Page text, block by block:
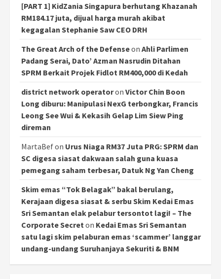
[PART 1] KidZania Singapura berhutang Khazanah
RM184.17 juta, dijual harga murah akibat
kegagalan Stephanie Saw CEO DRH
The Great Arch of the Defenseon Ahli Parlimen
Padang Serai, Dato’ Azman Nasrudin Ditahan
SPRM Berkait Projek Fidlot RM400,000 di Kedah
district network operatoron Victor Chin Boon
Long diburu: Manipulasi NexG terbongkar, Francis
Leong See Wui & Kekasih Gelap Lim Siew Ping
direman
MartaBefon Urus Niaga RM37 Juta PRG: SPRM dan
SC digesa siasat dakwaan salah guna kuasa
pemegang saham terbesar, Datuk Ng Yan Cheng
Skim emas “Tok Belagak” bakal berulang,
Kerajaan digesa siasat & serbu Skim Kedai Emas
Sri Semantan elak pelabur tersontot lagi! – The
Corporate Secreton Kedai Emas Sri Semantan
satu lagi skim pelaburan emas ‘scammer’ langgar
undang-undang Suruhanjaya Sekuriti & BNM